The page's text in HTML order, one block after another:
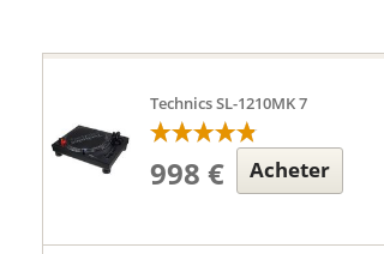
Technics SL-1210MK 7
998 € Acheter